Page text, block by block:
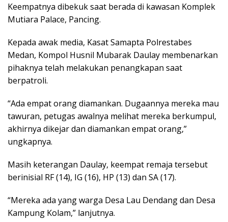
Keempatnya dibekuk saat berada di kawasan Komplek
Mutiara Palace, Pancing.
Kepada awak media, Kasat Samapta Polrestabes
Medan, Kompol Husnil Mubarak Daulay membenarkan
pihaknya telah melakukan penangkapan saat
berpatroli.
“Ada empat orang diamankan. Dugaannya mereka mau
tawuran, petugas awalnya melihat mereka berkumpul,
akhirnya dikejar dan diamankan empat orang,”
ungkapnya.
Masih keterangan Daulay, keempat remaja tersebut
berinisial RF (14), IG (16), HP (13) dan SA (17).
“Mereka ada yang warga Desa Lau Dendang dan Desa
Kampung Kolam,” lanjutnya.